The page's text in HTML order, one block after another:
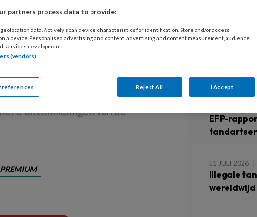
Sander Loos
een helmplicht voor
mka-chirurg en voormalig
voor het verplicht dragen van een
met hem over de gevolgen van
hij dagelijks wordt
ontwikkelingen van de
PREMIUM
Ernstige
EFP-
31 JULI 2026
Illegale
wereldwijd
partners process data to provide:
data. Actively scan device characteristics for identification. Store and/or access
a device. Personalised advertising and content, advertising and content measurement, audience
services development.
(vendors)
Reject All I Accept